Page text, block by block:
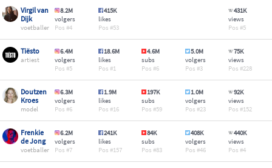
Virgil van
Dijk
voetballer
8.2M
volgers
4
415K
likes
53
431K
views
5
Tiësto
artiest
6.4M
volgers
5
18.6M
likes
1
4.6M
subs
6
5.0M
volgers
3
75K
views
228
Doutzen
Kroes
model
6.3M
volgers
6
1.9M
likes
16
197K
subs
59
1.0M
volgers
23
92K
views
152
Frenkie
de Jong
voetballer
6.2M
volgers
7
241K
likes
157
84K
subs
83
408K
volgers
46
440K
views
4